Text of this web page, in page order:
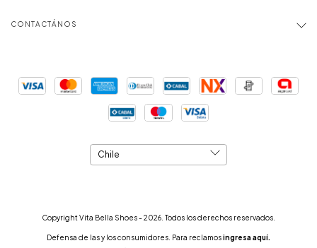
CONTACTÁNOS
Copyright Vita Bella Shoes - 2026. Todos los derechos reservados.
Defensa de las y los consumidores. Para reclamosingresa aquí.